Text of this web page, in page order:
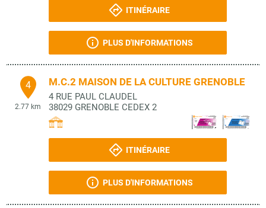
ITINÉRAIRE
PLUS D'INFORMATIONS
4
2.77 km
M.C.2 MAISON DE LA CULTURE GRENOBLE
4 RUE PAUL CLAUDEL
38029 GRENOBLE CEDEX 2
ITINÉRAIRE
PLUS D'INFORMATIONS